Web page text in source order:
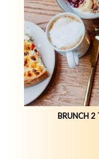
BRUNCH 2